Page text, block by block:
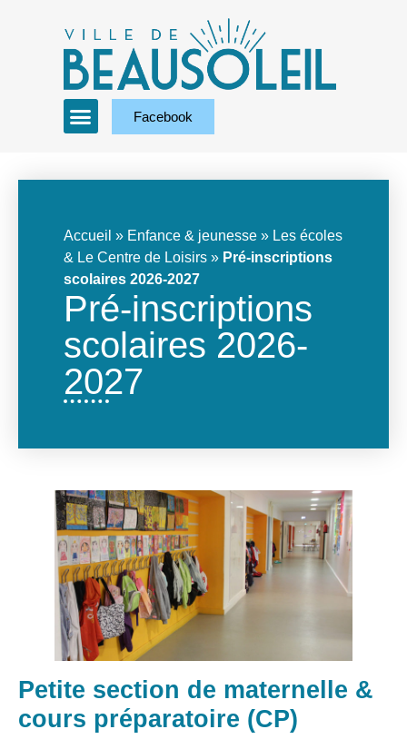
Facebook
Accueil » Enfance & jeunesse » Les écoles
& Le Centre de Loisirs » Pré-inscriptions
scolaires 2026-2027
Pré-inscriptions
scolaires 2026-
2027
Petite section de maternelle &
cours préparatoire (CP)